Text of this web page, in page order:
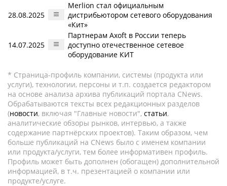
28.08.2025
Merlion стал официальным
дистрибьютором сетевого оборудования
«Кит»
14.07.2025
Партнерам Axoft в России теперь
доступно отечественное сетевое
оборудование КИТ
* Страница-профиль компании, системы (продукта или
услуги), технологии, персоны и т.п. создается редактором
на основе анализа архива публикаций портала CNews.
Обрабатываются тексты всех редакционных разделов
(новости, включая "Главные новости", статьи,
аналитические обзоры рынков, интервью, а также
содержание партнёрских проектов). Таким образом, чем
больше публикаций на CNews было с именем компании
или продукта/услуги, тем более информативен профиль.
Профиль может быть дополнен (обогащен) дополнительной
информацией, в т.ч. презентацией о компании или
продукте/услуге.